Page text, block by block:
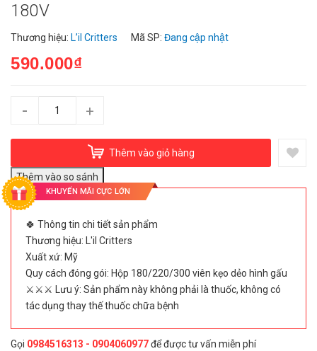
180V
Thương hiệu: L’il Critters Mã SP: Đang cập nhật
590.000₫
- +
Thêm vào giỏ hàng
KHUYẾN MÃI CỰC LỚN
🍀 Thông tin chi tiết sản phẩm
Thương hiệu: L'il Critters
Xuất xứ: Mỹ
Quy cách đóng gói: Hộp 180/220/300 viên kẹo dẻo hình gấu
⚔️⚔️⚔️ Lưu ý: Sản phẩm này không phải là thuốc, không có
tác dụng thay thế thuốc chữa bệnh
Gọi 0984516313 - 0904060977để được tư vấn miễn phí